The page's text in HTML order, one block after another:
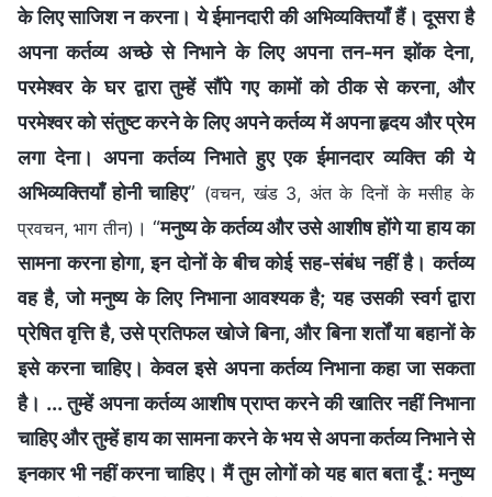
के लिए साजिश न करना। ये ईमानदारी की अभिव्यक्तियाँ हैं। दूसरा है
अपना कर्तव्य अच्छे से निभाने के लिए अपना तन-मन झोंक देना,
परमेश्वर के घर द्वारा तुम्हें सौंपे गए कामों को ठीक से करना, और
परमेश्वर को संतुष्ट करने के लिए अपने कर्तव्य में अपना हृदय और प्रेम
लगा देना। अपना कर्तव्य निभाते हुए एक ईमानदार व्यक्ति की ये
अभिव्यक्तियाँ होनी चाहिए” (वचन, खंड 3, अंत के दिनों के मसीह के
प्रवचन, भाग तीन) । “मनुष्य के कर्तव्य और उसे आशीष होंगे या हाय का
सामना करना होगा, इन दोनों के बीच कोई सह-संबंध नहीं है। कर्तव्य
वह है, जो मनुष्य के लिए निभाना आवश्यक है; यह उसकी स्वर्ग द्वारा
प्रेषित वृत्ति है, उसे प्रतिफल खोजे बिना, और बिना शर्तों या बहानों के
इसे करना चाहिए। केवल इसे अपना कर्तव्य निभाना कहा जा सकता
है। ... तुम्हें अपना कर्तव्य आशीष प्राप्त करने की खातिर नहीं निभाना
चाहिए और तुम्हें हाय का सामना करने के भय से अपना कर्तव्य निभाने से
इनकार भी नहीं करना चाहिए। मैं तुम लोगों को यह बात बता दूँ : मनुष्य